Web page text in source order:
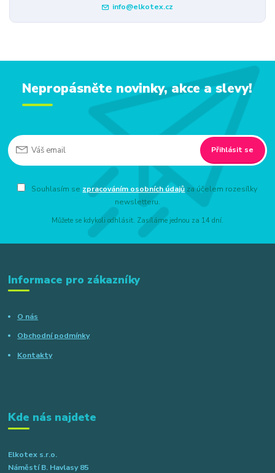
info@elkotex.cz
Nepropásněte novinky, akce a slevy!
Přihlásit se
Souhlasím se zpracováním osobních údajů za účelem rozesílky
newsletteru.
Můžete se kdykoli odhlásit. Zasíláme jednou za 14 dní.
Informace pro zákazníky
O nás
Obchodní podmínky
Kontakty
Kde nás najdete
Elkotex s.r.o.
Náměstí B. Havlasy 85